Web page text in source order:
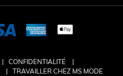
CONFIDENTIALITÉ
TRAVAILLER CHEZ MS MODE